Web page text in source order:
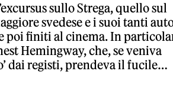
sullo Strega, quello sul
svedese e i suoi tanti
poi finiti al cinema. In
Hemingway, che, se veniva
dai registi, prendeva il fucile…